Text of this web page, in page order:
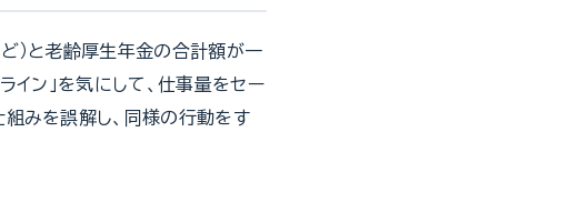
）と老齢厚生年金の合計額が一
イン」を気にして、仕事量をセー
みを誤解し、同様の行動をす